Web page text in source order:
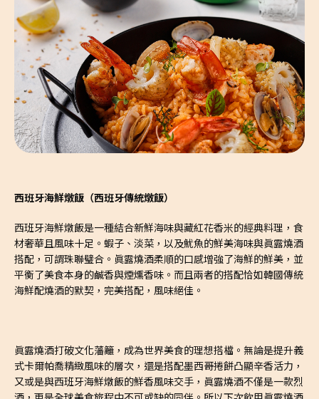
西班牙海鮮燉飯（西班牙傳統燉飯）
西班牙海鮮燉飯是一種結合新鮮海味與藏紅花香米的經典料理，食
材奢華且風味十足。蝦子、淡菜，以及魷魚的鮮美海味與眞露燒酒
搭配，可謂珠聯璧合。眞露燒酒柔順的口感增強了海鮮的鮮美，並
平衡了美食本身的鹹香與煙燻香味。而且兩者的搭配恰如韓國傳統
海鮮配燒酒的默契，完美搭配，風味絕佳。
眞露燒酒打破文化藩籬，成為世界美食的理想搭檔。無論是提升義
式卡爾帕喬精緻風味的層次，還是搭配墨西哥捲餅凸顯辛香活力，
又或是與西班牙海鮮燉飯的鮮香風味交手，眞露燒酒不僅是一款烈